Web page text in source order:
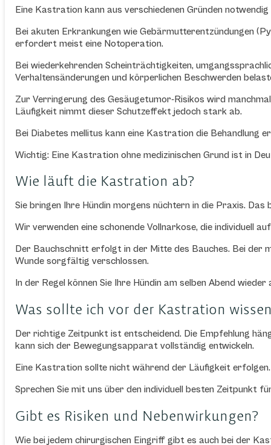
Eine Kastration kann aus verschiedenen Gründen
Bei akuten Erkrankungen wie Gebärmutterentzündungen
erfordert meist eine Notoperation.
Bei wiederkehrenden Scheinträchtigkeiten,
Verhaltensänderungen und körperlichen Beschwerden
Zur Verringerung des Gesäugetumor-Risikos wird
Läufigkeit nimmt dieser Schutzeffekt jedoch stark ab.
Bei Diabetes mellitus kann eine Kastration die Behandlung
Wichtig: Eine Kastration ohne medizinischen Grund ist in
Wie läuft die Kastration ab?
Sie bringen Ihre Hündin morgens nüchtern in die Praxis.
Wir verwenden eine schonende Vollnarkose, die individuell
Der Bauchschnitt erfolgt in der Mitte des Bauches. Bei der
Wunde sorgfältig verschlossen.
In der Regel können Sie Ihre Hündin am selben Abend
Was sollte ich vor der Kastration
Der richtige Zeitpunkt ist entscheidend. Die Empfehlung
kann sich der Bewegungsapparat vollständig entwickeln.
Eine Kastration sollte nicht während der Läufigkeit
Sprechen Sie mit uns über den individuell besten Zeitpunkt
Gibt es Risiken und Nebenwirkungen?
Wie bei jedem chirurgischen Eingriff gibt es auch bei der